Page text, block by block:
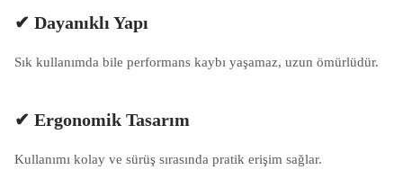
✔ Dayanıklı Yapı
Sık kullanımda bile performans kaybı yaşamaz, uzun ömürlüdür.
✔ Ergonomik Tasarım
Kullanımı kolay ve sürüş sırasında pratik erişim sağlar.